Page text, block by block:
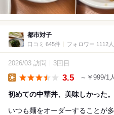
都市対子
口コミ 645件 フォロワー 1112人
2026/03 訪問 3回目
3.5 ～￥999/1人
初めての中華丼、美味しかった。
いつも麺をオーダーすることが